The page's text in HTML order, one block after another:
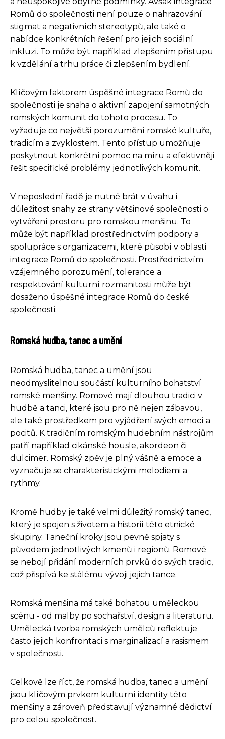
Romů do společnosti není pouze o nahrazování
stigmat a negativních stereotypů, ale také o
nabídce konkrétních řešení pro jejich sociální
inkluzi. To může být například zlepšením přístupu
k vzdělání a trhu práce či zlepšením bydlení.
Klíčovým faktorem úspěšné integrace Romů do
společnosti je snaha o aktivní zapojení samotných
romských komunit do tohoto procesu. To
vyžaduje co největší porozumění romské kultuře,
tradicím a zvyklostem. Tento přístup umožňuje
poskytnout konkrétní pomoc na míru a efektivněji
řešit specifické problémy jednotlivých komunit.
V neposlední řadě je nutné brát v úvahu i
důležitost snahy ze strany většinové společnosti o
vytváření prostoru pro romskou menšinu. To
může být například prostřednictvím podpory a
spolupráce s organizacemi, které působí v oblasti
integrace Romů do společnosti. Prostřednictvím
vzájemného porozumění, tolerance a
respektování kulturní rozmanitosti může být
dosaženo úspěšné integrace Romů do české
společnosti.
Romská hudba, tanec a umění
Romská hudba, tanec a umění jsou
neodmyslitelnou součástí kulturního bohatství
romské menšiny. Romové mají dlouhou tradici v
hudbě a tanci, které jsou pro ně nejen zábavou,
ale také prostředkem pro vyjádření svých emocí a
pocitů. K tradičním romským hudebním nástrojům
patří například cikánské housle, akordeon či
dulcimer. Romský zpěv je plný vášně a emoce a
vyznačuje se charakteristickými melodiemi a
rythmy.
Kromě hudby je také velmi důležitý romský tanec,
který je spojen s životem a historií této etnické
skupiny. Taneční kroky jsou pevně spjaty s
původem jednotlivých kmenů i regionů. Romové
se nebojí přidání moderních prvků do svých tradic,
což přispívá ke stálému vývoji jejich tance.
Romská menšina má také bohatou uměleckou
scénu - od malby po sochařství, design a literaturu.
Umělecká tvorba romských umělců reflektuje
často jejich konfrontaci s marginalizací a rasismem
v společnosti.
Celkově lze říct, že romská hudba, tanec a umění
jsou klíčovým prvkem kulturní identity této
menšiny a zároveň představují významné dědictví
pro celou společnost.